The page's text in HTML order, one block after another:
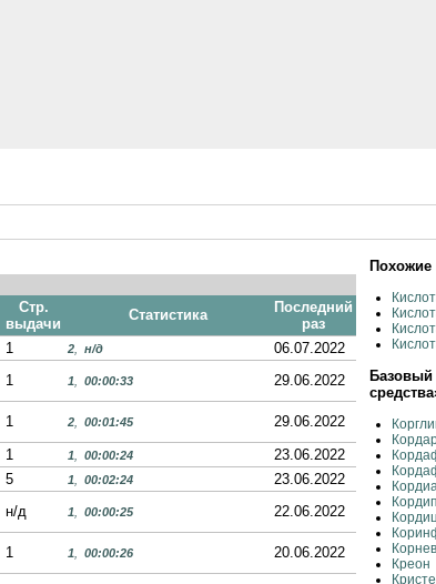
Стр.
выдачи
Статистика
Последний
раз
1 2 н/д
06.07.2022
1 1 00:00:33
29.06.2022
1 2 00:01:45
29.06.2022
1 1 00:00:24
23.06.2022
5 1 00:02:24
23.06.2022
н/д 1 00:00:25
22.06.2022
1 1 00:00:26
20.06.2022
Похожие
Базовый
Креон